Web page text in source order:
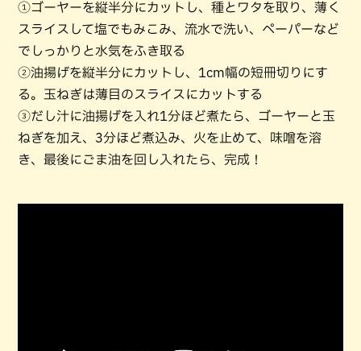
①ゴーヤーを縦半分にカットし、種とワタを取り、薄く
スライスして塩でもみこみ、流水で洗い、ペーパーなど
でしっかりと水気をふき取る
②油揚げを縦半分にカットし、1cm幅の短冊切りにす
る。玉ねぎは薄目のスライスにカットする
③だし汁に油揚げを入れ1分ほど煮たら、ゴーヤーと玉
ねぎを加え、3分ほど煮込み、火を止めて、味噌を溶
き、最後にごま油を回し入れたら、完成！